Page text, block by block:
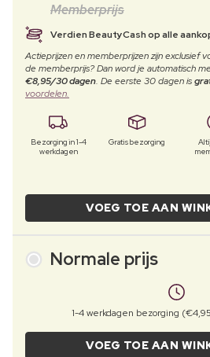
Memberprijs
Verdien BeautyCash op alle
Actieprijzen en memberprijzen zijn exclusief
de memberprijs? Dan word je automatisch
€8,95/30 dagen. De eerste 30 dagen is
voordelen.
Bezorging in 1-4
werkdagen
Gratis bezorging
VOEG TOE AAN
Normale prijs
1-4 werkdagen bezorging
VOEG TOE AAN